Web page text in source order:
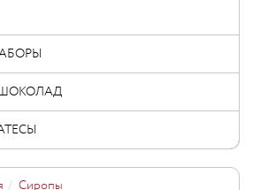
Сиропы